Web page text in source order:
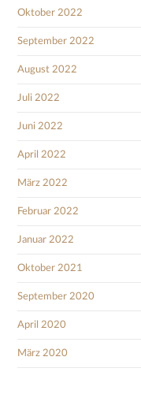
Oktober 2022
September 2022
August 2022
Juli 2022
Juni 2022
April 2022
März 2022
Februar 2022
Januar 2022
Oktober 2021
September 2020
April 2020
März 2020